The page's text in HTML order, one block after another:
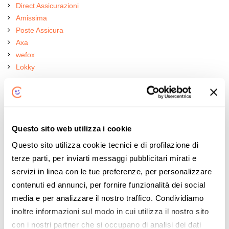
Questo sito web utilizza i cookie
Questo sito utilizza cookie tecnici e di profilazione di
terze parti, per inviarti messaggi pubblicitari mirati e
servizi in linea con le tue preferenze, per personalizzare
contenuti ed annunci, per fornire funzionalità dei social
media e per analizzare il nostro traffico. Condividiamo
inoltre informazioni sul modo in cui utilizza il nostro sito
con i nostri partner che si occupano di analisi dei dati
Direct Assicurazioni
Amissima
Poste Assicura
Axa
wefox
Lokky
Le nostre guide
Cerchi un'assicurazione auto temporanea online? Leggi
prima questa guida per sapere tutto di questa formula per
l'RC Auto.
Assicurazioni Auto
Scatola Nera Auto